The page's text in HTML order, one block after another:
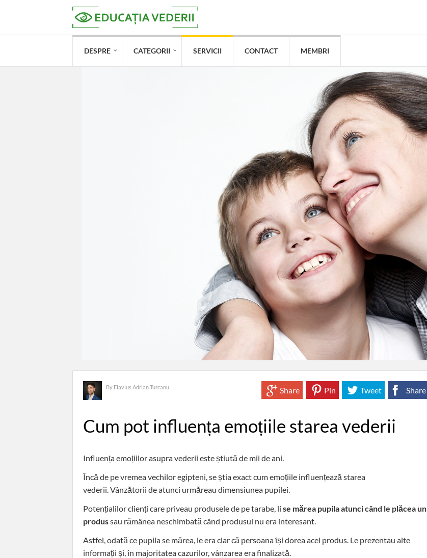
DESPRE CATEGORII SERVICII CONTACT MEMBRI
By Flavius Adrian Turcanu Share
Tweet
Pin
Share
Cum pot influența emoțiile starea vederii
Influența emoțiilor asupra vederii este știută de mii de ani.
Încă de pe vremea vechilor egipteni, se știa exact cum emoțiile influențează starea
vederii. Vânzătorii de atunci urmăreau dimensiunea pupilei.
Potențialilor clienți care priveau produsele de pe tarabe, li se mărea pupila atunci când le plăcea un
produssau rămânea neschimbată când produsul nu era interesant.
Astfel, odată ce pupila se mărea, le era clar că persoana își dorea acel produs. Le prezentau alte
informații și, în majoritatea cazurilor, vânzarea era finalizată.